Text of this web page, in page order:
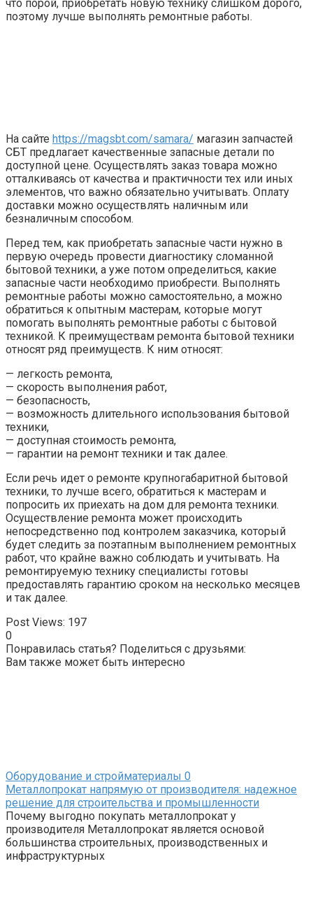
что порой, приобретать новую технику слишком дорого,
поэтому лучше выполнять ремонтные работы.
На сайте https://magsbt.com/samara/ магазин запчастей
СБТ предлагает качественные запасные детали по
доступной цене. Осуществлять заказ товара можно
отталкиваясь от качества и практичности тех или иных
элементов, что важно обязательно учитывать. Оплату
доставки можно осуществлять наличным или
безналичным способом.
Перед тем, как приобретать запасные части нужно в
первую очередь провести диагностику сломанной
бытовой техники, а уже потом определиться, какие
запасные части необходимо приобрести. Выполнять
ремонтные работы можно самостоятельно, а можно
обратиться к опытным мастерам, которые могут
помогать выполнять ремонтные работы с бытовой
техникой. К преимуществам ремонта бытовой техники
относят ряд преимуществ. К ним относят:
— легкость ремонта,
— скорость выполнения работ,
— безопасность,
— возможность длительного использования бытовой
техники,
— доступная стоимость ремонта,
— гарантии на ремонт техники и так далее.
Если речь идет о ремонте крупногабаритной бытовой
техники, то лучше всего, обратиться к мастерам и
попросить их приехать на дом для ремонта техники.
Осуществление ремонта может происходить
непосредственно под контролем заказчика, который
будет следить за поэтапным выполнением ремонтных
работ, что крайне важно соблюдать и учитывать. На
ремонтируемую технику специалисты готовы
предоставлять гарантию сроком на несколько месяцев
и так далее.
Post Views: 197
0
Понравилась статья? Поделиться с друзьями:
Вам также может быть интересно
Оборудование и стройматериалы 0
Металлопрокат напрямую от производителя: надежное
решение для строительства и промышленности
Почему выгодно покупать металлопрокат у
производителя Металлопрокат является основой
большинства строительных, производственных и
инфраструктурных